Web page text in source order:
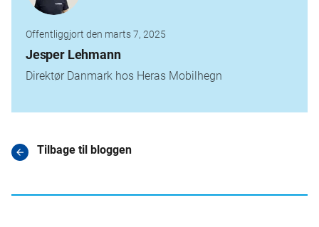
Offentliggjort den marts 7, 2025
Jesper Lehmann
Direktør Danmark hos Heras Mobilhegn
Tilbage til bloggen